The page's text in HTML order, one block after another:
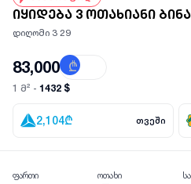
იყიდება 3 ოთახიანი
დიღომი 3 29
83,000 ₾
1 მ² - 1432 $
2,104₾ თვეში
ფართი ოთახი